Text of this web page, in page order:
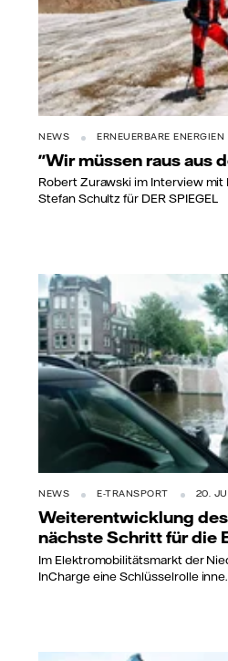
NEWS ERNEUERBARE ENERGIEN
"Wir müssen raus aus
Robert Zurawski im Interview mit
Stefan Schultz für DER SPIEGEL
NEWS E-TRANSPORT 20.
Weiterentwicklung
nächste Schritt für die
Im Elektromobilitätsmarkt der
InCharge eine Schlüsselrolle inne.